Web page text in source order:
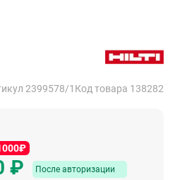
2399578/1 Код товара 138282
₽ После авторизации